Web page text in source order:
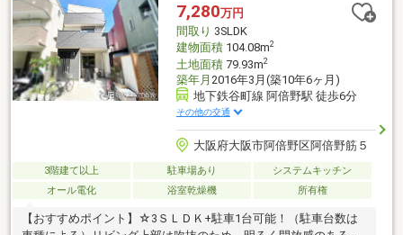
7,280万円
間取り 3SLDK
建物面積104.08m2
土地面積79.93m2
築年月 2016年3月(築10年6ヶ月)
地下鉄谷町線 阿倍野駅 徒歩6分
その他の交通
大阪府大阪市阿倍野区阿倍野筋５
3階建て以上 駐車場あり
システムキッチン
オール電化
浴室乾燥機 所有権
【おすすめポイント】☆3ＳＬＤＫ+駐車1台可能！（駐車台数は